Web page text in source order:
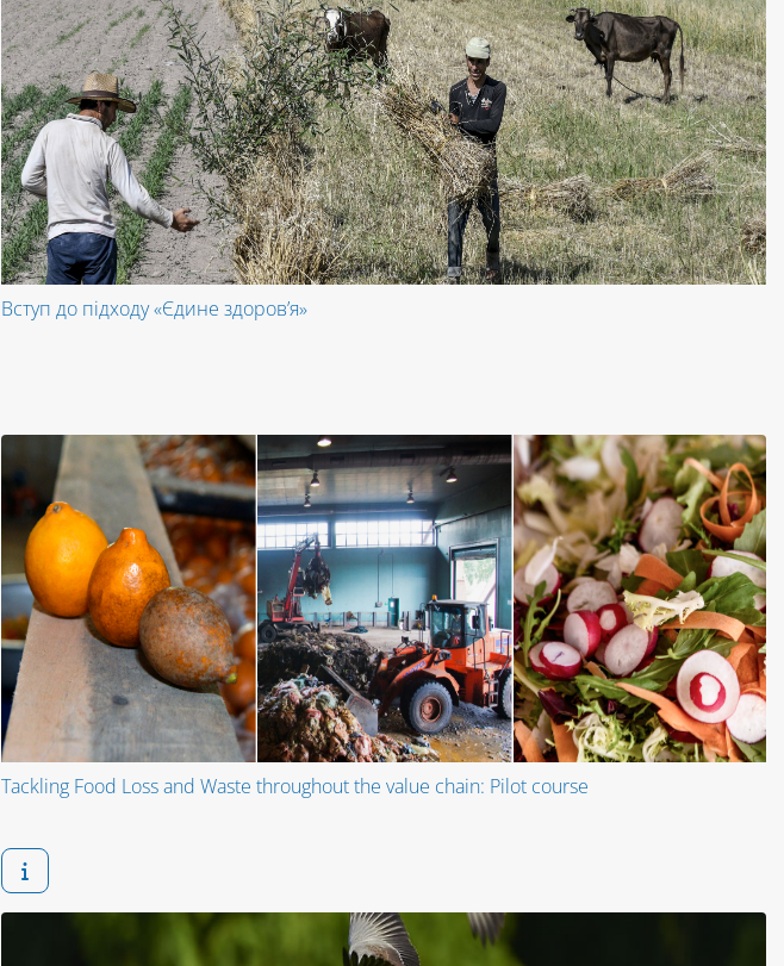
Вступ до підходу «Єдине здоров’я»
Tackling Food Loss and Waste throughout the value chain: Pilot course